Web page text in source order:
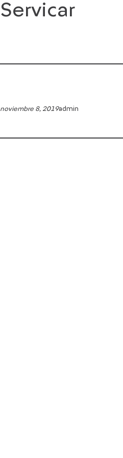
Saltar
al
Servicar
noviembre 8, 2019admin